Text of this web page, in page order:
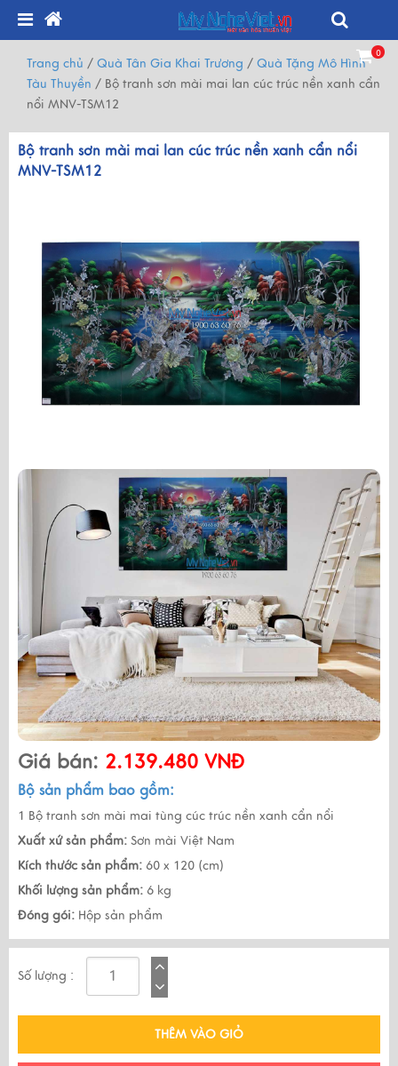
0
Trang chủ / Quà Tân Gia Khai Trương / Quà Tặng Mô Hình
Tàu Thuyền / Bộ tranh sơn mài mai lan cúc trúc nền xanh cẩn
nổi MNV-TSM12
Bộ tranh sơn mài mai lan cúc trúc nền xanh cẩn nổi
MNV-TSM12
Giá bán: 2.139.480 VNĐ
Bộ sản phẩm bao gồm:
1 Bộ tranh sơn mài mai tùng cúc trúc nền xanh cẩn nổi
Xuất xứ sản phẩm: Sơn mài Việt Nam
Kích thước sản phẩm: 60 x 120 (cm)
Khối lượng sản phẩm: 6 kg
Đóng gói: Hộp sản phẩm
Số lượng :
THÊM VÀO GIỎ